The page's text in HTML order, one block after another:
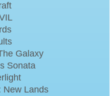
Galaxy
Sonata
New Lands